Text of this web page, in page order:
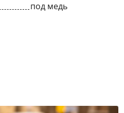
под медь